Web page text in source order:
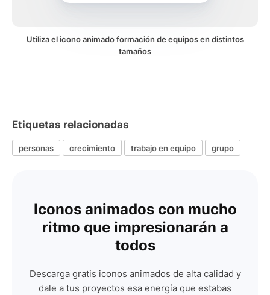
Utiliza el icono animado formación de equipos en distintos
tamaños
Etiquetas relacionadas
personas crecimiento trabajo en equipo grupo
Iconos animados con mucho
ritmo que impresionarán a
todos
Descarga gratis iconos animados de alta calidad y
dale a tus proyectos esa energía que estabas